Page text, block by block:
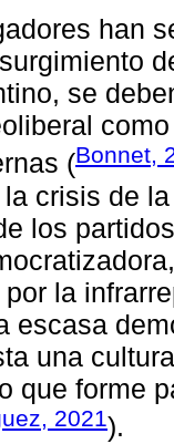
han
se
(Bonnet,
crisis de
los
la
escasa
una
que forme
2021).